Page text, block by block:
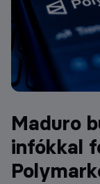
Maduro
infókkal